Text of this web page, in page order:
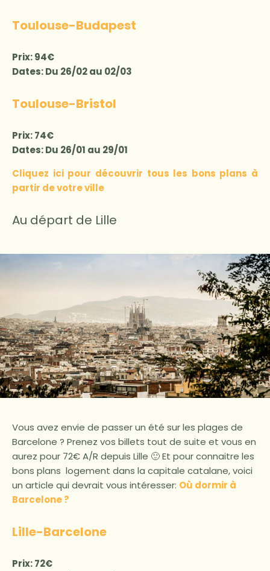
Toulouse-Budapest
Prix: 94€
Dates: Du 26/02 au 02/03
Toulouse-Bristol
Prix: 74€
Dates: Du 26/01 au 29/01
Cliquez ici pour découvrir tous les bons plans à
partir de votre ville
Au départ de Lille
Vous avez envie de passer un été sur les plages de
Barcelone ? Prenez vos billets tout de suite et vous en
aurez pour 72€ A/R depuis Lille 🙂 Et pour connaitre les
bons plans logement dans la capitale catalane, voici
un article qui devrait vous intéresser: Où dormir à
Barcelone ?
Lille-Barcelone
Prix: 72€